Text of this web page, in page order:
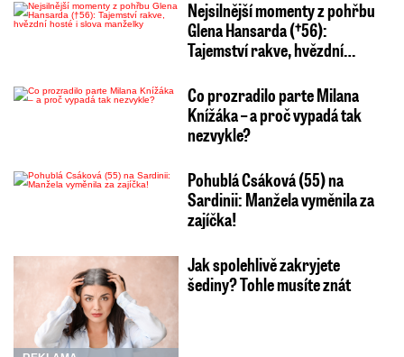
Nejsilnější momenty z pohřbu
Glena Hansarda (†56):
Tajemství rakve, hvězdní…
Co prozradilo parte Milana
Knížáka – a proč vypadá tak
nezvykle?
Pohublá Csáková (55) na
Sardinii: Manžela vyměnila za
zajíčka!
Jak spolehlivě zakryjete
šediny? Tohle musíte znát